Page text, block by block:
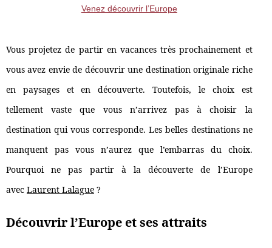
Venez découvrir l’Europe
Vous projetez de partir en vacances très prochainement et
vous avez envie de découvrir une destination originale riche
en paysages et en découverte. Toutefois, le choix est
tellement vaste que vous n’arrivez pas à choisir la
destination qui vous corresponde. Les belles destinations ne
manquent pas vous n’aurez que l’embarras du choix.
Pourquoi ne pas partir à la découverte de l’Europe
avec Laurent Lalague ?
Découvrir l’Europe et ses attraits